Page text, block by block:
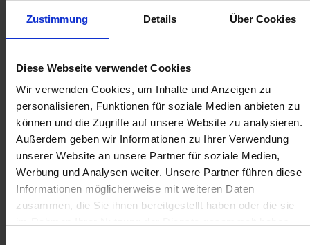
Zustimmung Details Über Cookies
Diese Webseite verwendet Cookies
Wir verwenden Cookies, um Inhalte und Anzeigen zu
personalisieren, Funktionen für soziale Medien anbieten zu
können und die Zugriffe auf unsere Website zu analysieren.
Außerdem geben wir Informationen zu Ihrer Verwendung
unserer Website an unsere Partner für soziale Medien,
Werbung und Analysen weiter. Unsere Partner führen diese
Informationen möglicherweise mit weiteren Daten
zusammen, die Sie ihnen bereitgestellt haben oder die sie
32,94 € / St
32,94 € pro 1 Stück
inkl. 19% MwSt.
Auf Lager
Lieferung voraussichtlich